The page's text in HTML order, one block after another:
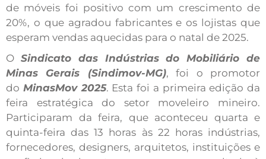
de móveis foi positivo com um crescimento de
20%, o que agradou fabricantes e os lojistas que
esperam vendas aquecidas para o natal de 2025.
O Sindicato das Indústrias do Mobiliário de
Minas Gerais (Sindimov-MG), foi o promotor
do MinasMov 2025. Esta foi a primeira edição da
feira estratégica do setor moveleiro mineiro.
Participaram da feira, que aconteceu quarta e
quinta-feira das 13 horas às 22 horas indústrias,
fornecedores, designers, arquitetos, instituições e